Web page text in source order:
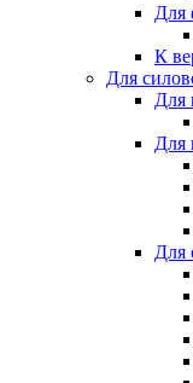
Для
К
Для
Для
Для
Для